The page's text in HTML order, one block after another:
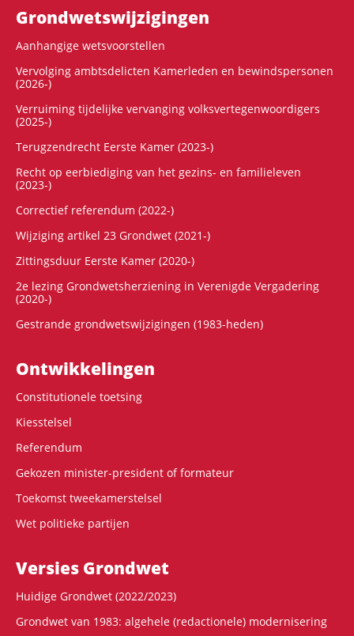
Grondwets­wijzigingen
Aanhangige wetsvoorstellen
Vervolging ambtsdelicten Kamerleden en bewindspersonen
(2026-)
Verruiming tijdelijke vervanging volksvertegenwoordigers
(2025-)
Terugzendrecht Eerste Kamer (2023-)
Recht op eerbiediging van het gezins- en familieleven
(2023-)
Correctief referendum (2022-)
Wijziging artikel 23 Grondwet (2021-)
Zittingsduur Eerste Kamer (2020-)
2e lezing Grondwetsherziening in Verenigde Vergadering
(2020-)
Gestrande grondwetswijzigingen (1983-heden)
Ontwikke­lingen
Constitutionele toetsing
Kiesstelsel
Referendum
Gekozen minister-president of formateur
Toekomst tweekamerstelsel
Wet politieke partijen
Versies Grondwet
Huidige Grondwet (2022/2023)
Grondwet van 1983: algehele (redactionele) modernisering